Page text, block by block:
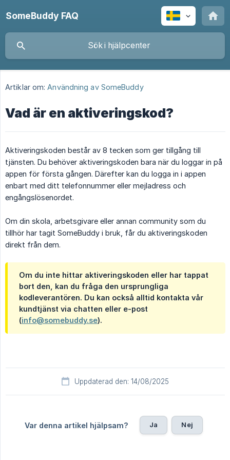
SomeBuddy FAQ
Artiklar om: Användning av SomeBuddy
Vad är en aktiveringskod?
Aktiveringskoden består av 8 tecken som ger tillgång till
tjänsten. Du behöver aktiveringskoden bara när du loggar in på
appen för första gången. Därefter kan du logga in i appen
enbart med ditt telefonnummer eller mejladress och
engångslösenordet.
Om din skola, arbetsgivare eller annan community som du
tillhör har tagit SomeBuddy i bruk, får du aktiveringskoden
direkt från dem.
Om du inte hittar aktiveringskoden eller har tappat
bort den, kan du fråga den ursprungliga
kodleverantören. Du kan också alltid kontakta vår
kundtjänst via chatten eller e-post
(info@somebuddy.se).
Uppdaterad den: 14/08/2025
Var denna artikel hjälpsam? Ja Nej